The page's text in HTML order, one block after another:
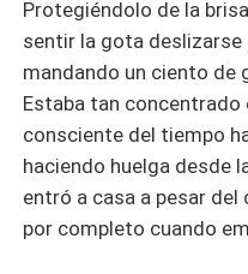
Protegiéndolo de la
sentir la gota deslizarse
mandando un ciento de
Estaba tan concentrado
consciente del tiempo
haciendo huelga desde
entró a casa a pesar
por completo cuando